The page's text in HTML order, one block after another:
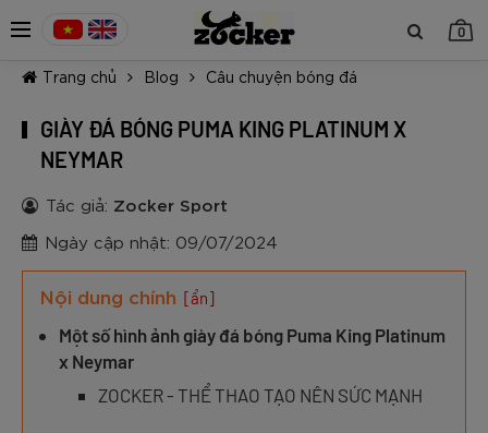
0
Trang chủ Blog Câu chuyện bóng đá
GIÀY ĐÁ BÓNG PUMA KING PLATINUM X
NEYMAR
Tác giả: Zocker Sport
Ngày cập nhật: 09/07/2024
Nội dung chính [ẩn]
Một số hình ảnh giày đá bóng Puma King Platinum
x Neymar
ZOCKER - THỂ THAO TẠO NÊN SỨC MẠNH